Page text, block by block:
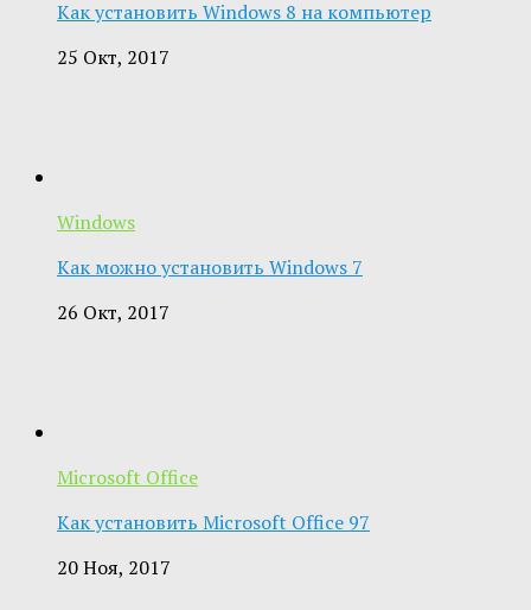
Как установить Windows 8 на компьютер
25 Окт, 2017
Windows
Как можно установить Windows 7
26 Окт, 2017
Microsoft Office
Как установить Microsoft Office 97
20 Ноя, 2017